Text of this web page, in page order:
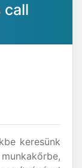
call
keresünk